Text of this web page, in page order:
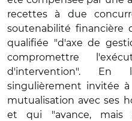
recettes à due
soutenabilité financière
qualifiée "d'axe de
compromettre
d'intervention". En
singulièrement invitée
mutualisation avec ses
et qui "avance,